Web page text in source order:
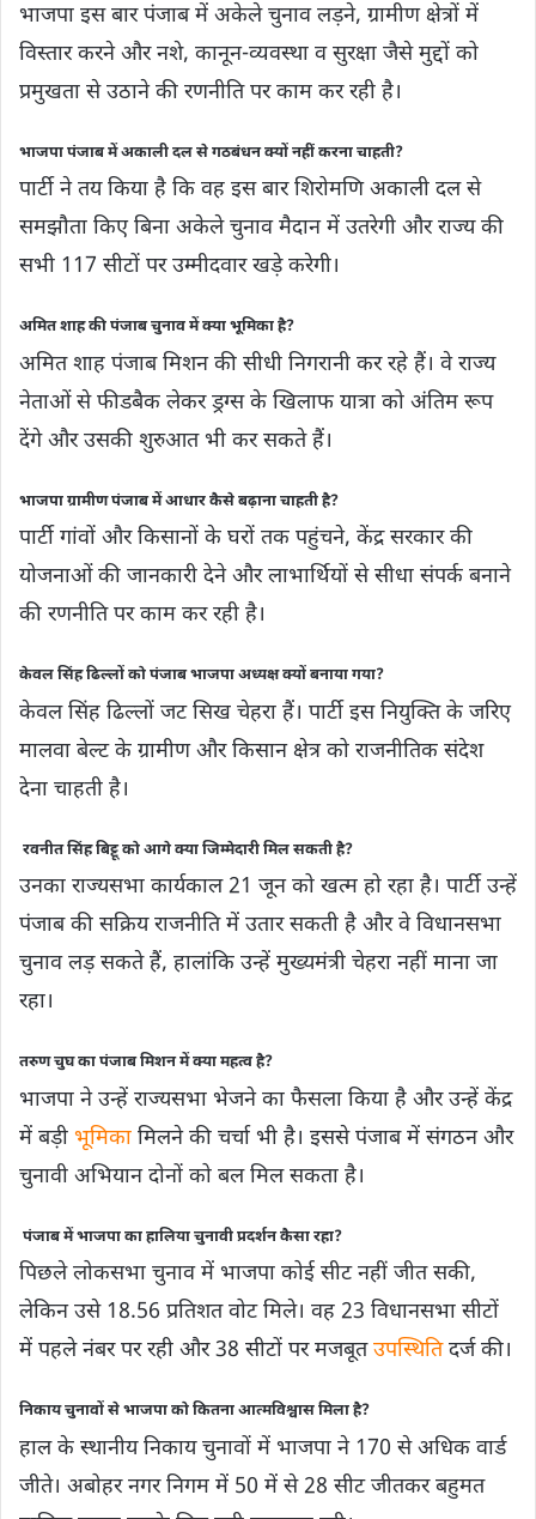
भाजपा इस बार पंजाब में अकेले चुनाव लड़ने, ग्रामीण क्षेत्रों में
विस्तार करने और नशे, कानून-व्यवस्था व सुरक्षा जैसे मुद्दों को
प्रमुखता से उठाने की रणनीति पर काम कर रही है।
भाजपा पंजाब में अकाली दल से गठबंधन क्यों नहीं करना चाहती?
पार्टी ने तय किया है कि वह इस बार शिरोमणि अकाली दल से
समझौता किए बिना अकेले चुनाव मैदान में उतरेगी और राज्य की
सभी 117 सीटों पर उम्मीदवार खड़े करेगी।
अमित शाह की पंजाब चुनाव में क्या भूमिका है?
अमित शाह पंजाब मिशन की सीधी निगरानी कर रहे हैं। वे राज्य
नेताओं से फीडबैक लेकर ड्रग्स के खिलाफ यात्रा को अंतिम रूप
देंगे और उसकी शुरुआत भी कर सकते हैं।
भाजपा ग्रामीण पंजाब में आधार कैसे बढ़ाना चाहती है?
पार्टी गांवों और किसानों के घरों तक पहुंचने, केंद्र सरकार की
योजनाओं की जानकारी देने और लाभार्थियों से सीधा संपर्क बनाने
की रणनीति पर काम कर रही है।
केवल सिंह ढिल्लों को पंजाब भाजपा अध्यक्ष क्यों बनाया गया?
केवल सिंह ढिल्लों जट सिख चेहरा हैं। पार्टी इस नियुक्ति के जरिए
मालवा बेल्ट के ग्रामीण और किसान क्षेत्र को राजनीतिक संदेश
देना चाहती है।
रवनीत सिंह बिट्टू को आगे क्या जिम्मेदारी मिल सकती है?
उनका राज्यसभा कार्यकाल 21 जून को खत्म हो रहा है। पार्टी उन्हें
पंजाब की सक्रिय राजनीति में उतार सकती है और वे विधानसभा
चुनाव लड़ सकते हैं, हालांकि उन्हें मुख्यमंत्री चेहरा नहीं माना जा
रहा।
तरुण चुघ का पंजाब मिशन में क्या महत्व है?
भाजपा ने उन्हें राज्यसभा भेजने का फैसला किया है और उन्हें केंद्र
में बड़ी भूमिका मिलने की चर्चा भी है। इससे पंजाब में संगठन और
चुनावी अभियान दोनों को बल मिल सकता है।
पंजाब में भाजपा का हालिया चुनावी प्रदर्शन कैसा रहा?
पिछले लोकसभा चुनाव में भाजपा कोई सीट नहीं जीत सकी,
लेकिन उसे 18.56 प्रतिशत वोट मिले। वह 23 विधानसभा सीटों
में पहले नंबर पर रही और 38 सीटों पर मजबूतउपस्थितिदर्ज की।
निकाय चुनावों से भाजपा को कितना आत्मविश्वास मिला है?
हाल के स्थानीय निकाय चुनावों में भाजपा ने 170 से अधिक वार्ड
जीते। अबोहर नगर निगम में 50 में से 28 सीट जीतकर बहुमत